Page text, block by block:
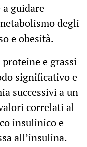
guidare
degli
e obesità.
e grassi
significativo e
successivi a un
correlati al
insulinico e
all’insulina.